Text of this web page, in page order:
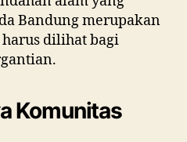
Bandung merupakan
harus dilihat bagi
Komunitas